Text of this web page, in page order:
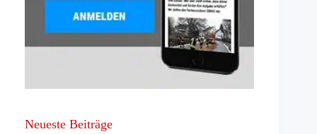
Neueste Beiträge